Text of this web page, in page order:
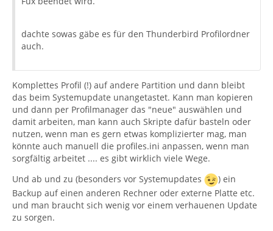
Exit
dachte sowas gäbe es für den Thunderbird Profilordner
auch.
Komplettes Profil (!) auf andere Partition und dann bleibt
das beim Systemupdate unangetastet. Kann man kopieren
und dann per Profilmanager das "neue" auswählen und
damit arbeiten, man kann auch Skripte dafür basteln oder
nutzen, wenn man es gern etwas komplizierter mag, man
könnte auch manuell die profiles.ini anpassen, wenn man
sorgfältig arbeitet .... es gibt wirklich viele Wege.
Und ab und zu (besonders vor Systemupdates
) ein
Backup auf einen anderen Rechner oder externe Platte etc.
und man braucht sich wenig vor einem verhauenen Update
zu sorgen.